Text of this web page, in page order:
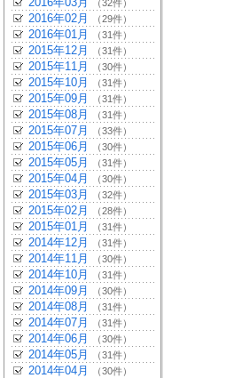
（32件）
2016年02月 （29件）
2016年01月 （31件）
2015年12月 （31件）
2015年11月 （30件）
2015年10月 （31件）
2015年09月 （31件）
2015年08月 （31件）
2015年07月 （33件）
2015年06月 （30件）
2015年05月 （31件）
2015年04月 （30件）
2015年03月 （32件）
2015年02月 （28件）
2015年01月 （31件）
2014年12月 （31件）
2014年11月 （30件）
2014年10月 （31件）
2014年09月 （30件）
2014年08月 （31件）
2014年07月 （31件）
2014年06月 （30件）
2014年05月 （31件）
2014年04月 （30件）